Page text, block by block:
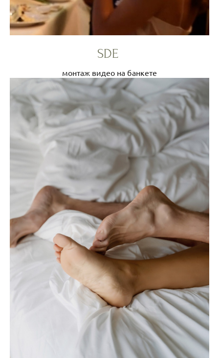
SDE
монтаж видео на банкете